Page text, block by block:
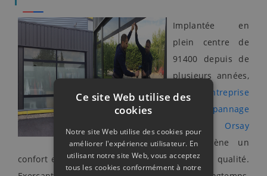
Implantée en
plein centre de
91400 depuis de
plusieurs années,
notre
entreprise
de dépannage
vitrerie Orsay
vous amène un
confort exceptionnel dans la pose de vitre de qualité.
Ce site Web utilise des
cookies
Notre site Web utilise des cookies pour
améliorer l'expérience utilisateur. En
utilisant notre site Web, vous acceptez
tous les cookies conformément à notre